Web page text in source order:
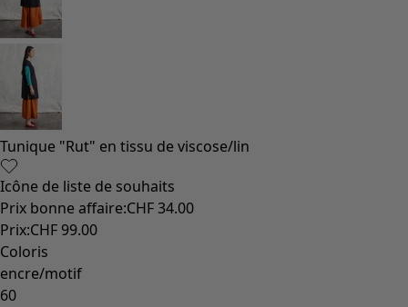
Tunique "Rut" en tissu de viscose/lin
Icône de liste de souhaits
Prix bonne affaire:CHF 34.00
Prix:CHF 99.00
Coloris
encre/motif
60